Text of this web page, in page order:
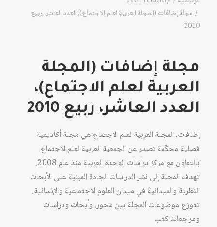
مجلة إضافات (المجلة العربية لعلم الاجتماع)، العدد العاشر، ربيع
2010
مجلة إضافات (المجلة
العربية لعلم الاجتماع)،
العدد العاشر، ربيع 2010
إضافات، المجلة العربية لعلم الاجتماع هي مجلة أكاديمية
فصلية محكّمة تصدر عن الجمعية العربية لعلم الاجتماع
بالتعاون مع مركز دراسات الوحدة العربية منذ عام 2008.
تهدف المجلة إلى نشر الدراسات الجادة المبنية على الأبحاث
النظرية والميدانية في ميدان العلوم الاجتماعية والإنسانية.
تتوزع موضوعات المجلة بين محور، وأبحاث ودراسات
ومراجعات كتب